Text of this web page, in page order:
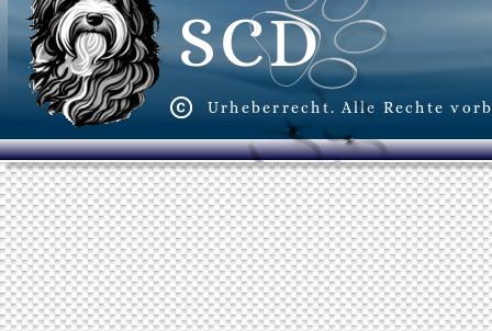
SCD
Urheberrecht. Alle Rechte